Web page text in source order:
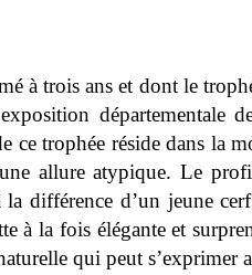
à trois ans et dont le
départementale
ce trophée réside dans la
une allure atypique. Le
différence d’un jeune
à la fois élégante et
qui peut s’exprimer